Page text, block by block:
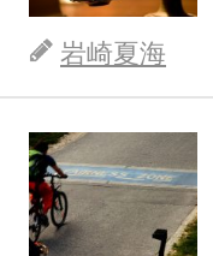
岩崎夏海